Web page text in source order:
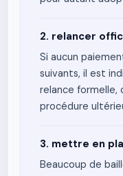
2. relancer
Si aucun
suivants, il est
relance formelle,
procédure
3. mettre en
Beaucoup de